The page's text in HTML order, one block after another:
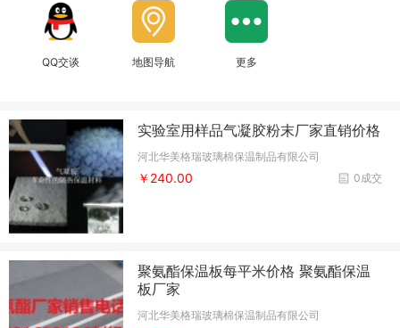
QQ交谈 地图导航 更多
实验室用样品气凝胶粉末厂家直销价格
河北华美格瑞玻璃棉保温制品有限公司
0成交
￥240.00
聚氨酯保温板每平米价格 聚氨酯保温
板厂家
河北华美格瑞玻璃棉保温制品有限公司